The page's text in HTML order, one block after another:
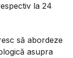
la 24
să abordeze
asupra